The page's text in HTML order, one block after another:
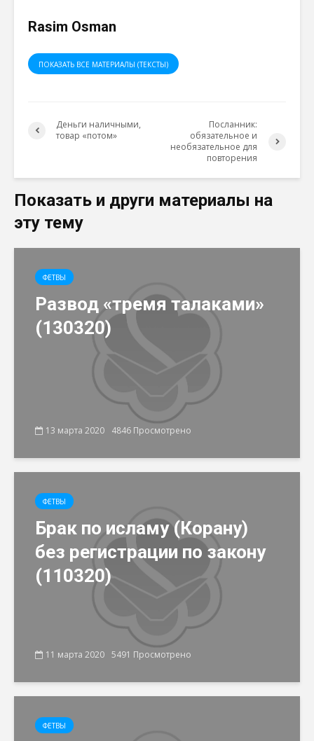
Rasim Osman
ПОКАЗАТЬ ВСЕ МАТЕРИАЛЫ (ТЕКСТЫ)
Деньги наличными,
товар «потом»
Посланник:
обязательное и
необязательное для
повторения
Показать и други материалы на
эту тему
ФЕТВЫ
Развод «тремя талаками»
(130320)
13 марта 2020 4846 Просмотрено
ФЕТВЫ
Брак по исламу (Корану)
без регистрации по закону
(110320)
11 марта 2020 5491 Просмотрено
ФЕТВЫ